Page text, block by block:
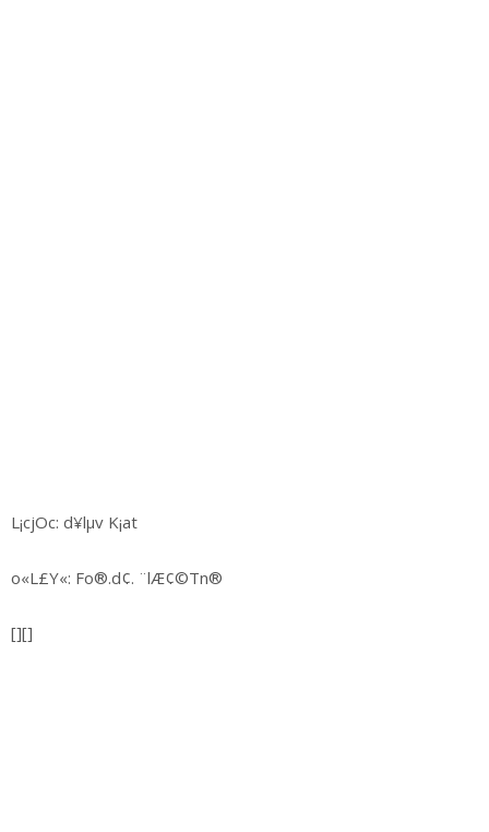
L¡cjOc: d¥lµv K¡at
o«L£Y«: Fo®.d¢. ¨lÆ¢©Tn®
[][]